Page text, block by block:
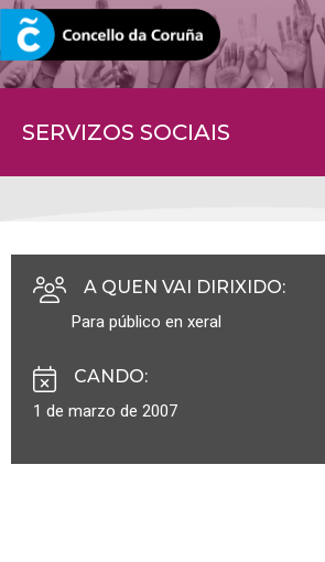
SERVIZOS SOCIAIS
CORUNA.GAL
A QUEN VAI DIRIXIDO:
Para público en xeral
CANDO:
1 de marzo de 2007